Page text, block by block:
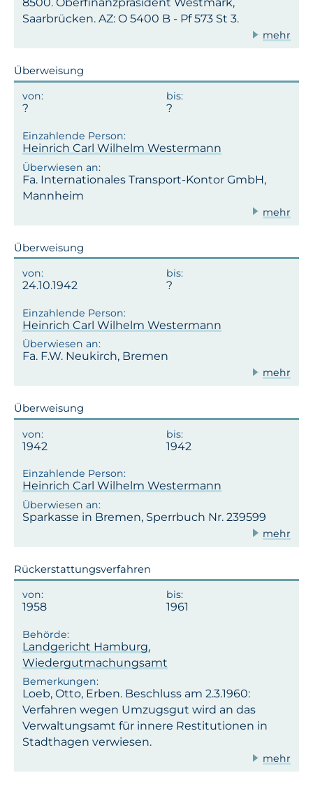
Saarbrücken. AZ: O 5400 B - Pf 573 St 3.
mehr
Überweisung
Heinrich Carl Wilhelm Westermann
Fa. Internationales Transport-Kontor GmbH,
Mannheim
mehr
Überweisung
24.10.1942
Heinrich Carl Wilhelm Westermann
Fa. F.W. Neukirch, Bremen
mehr
Überweisung
1942 1942
Heinrich Carl Wilhelm Westermann
Sparkasse in Bremen, Sperrbuch Nr. 239599
mehr
Rückerstattungsverfahren
1958 1961
Landgericht Hamburg,
Wiedergutmachungsamt
Loeb, Otto, Erben. Beschluss am 2.3.1960:
Verfahren wegen Umzugsgut wird an das
Verwaltungsamt für innere Restitutionen in
Stadthagen verwiesen.
mehr